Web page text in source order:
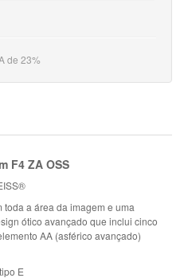
de 23%
F4 ZA OSS
a área da imagem e uma
ótico avançado que inclui cinco
AA (asférico avançado)
E